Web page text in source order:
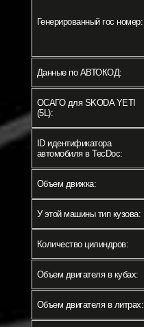
Генерированный гос номер:
Данные по АВТОКОД:
ОСАГО для SKODA YETI
(5L):
ID идентификатора
автомобиля в TecDoc:
Объем движка:
У этой машины тип кузова:
Количество цилиндров:
Объем двигателя в кубах:
Объем двигателя в литрах: